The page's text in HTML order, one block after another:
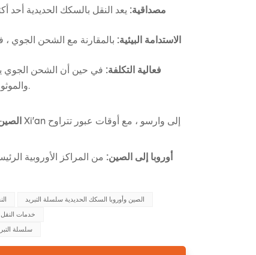
مصداقية: يعد النقل بالسكك الحديدية أحد
الاستدامة البيئية: بالمقارنة مع الشحن الجوي ،
فعالية التكلفة: في حين أن الشحن الجوي
أوروبا إلى الصين: من المراكز الأوروبية
الصين وأوروبا السكك الحديدية سلسلة التبريد
خدمات
سلسلة